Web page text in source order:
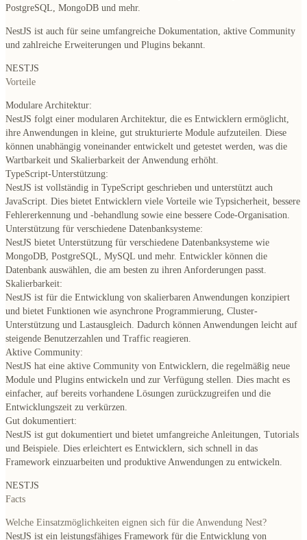
PostgreSQL, MongoDB und mehr.
NestJS ist auch für seine umfangreiche Dokumentation, aktive Community
und zahlreiche Erweiterungen und Plugins bekannt.
NESTJS
Vorteile
Modulare Architektur:
NestJS folgt einer modularen Architektur, die es Entwicklern ermöglicht,
ihre Anwendungen in kleine, gut strukturierte Module aufzuteilen. Diese
können unabhängig voneinander entwickelt und getestet werden, was die
Wartbarkeit und Skalierbarkeit der Anwendung erhöht.
TypeScript-Unterstützung:
NestJS ist vollständig in TypeScript geschrieben und unterstützt auch
JavaScript. Dies bietet Entwicklern viele Vorteile wie Typsicherheit, bessere
Fehlererkennung und -behandlung sowie eine bessere Code-Organisation.
Unterstützung für verschiedene Datenbanksysteme:
NestJS bietet Unterstützung für verschiedene Datenbanksysteme wie
MongoDB, PostgreSQL, MySQL und mehr. Entwickler können die
Datenbank auswählen, die am besten zu ihren Anforderungen passt.
Skalierbarkeit:
NestJS ist für die Entwicklung von skalierbaren Anwendungen konzipiert
und bietet Funktionen wie asynchrone Programmierung, Cluster-
Unterstützung und Lastausgleich. Dadurch können Anwendungen leicht auf
steigende Benutzerzahlen und Traffic reagieren.
Aktive Community:
NestJS hat eine aktive Community von Entwicklern, die regelmäßig neue
Module und Plugins entwickeln und zur Verfügung stellen. Dies macht es
einfacher, auf bereits vorhandene Lösungen zurückzugreifen und die
Entwicklungszeit zu verkürzen.
Gut dokumentiert:
NestJS ist gut dokumentiert und bietet umfangreiche Anleitungen, Tutorials
und Beispiele. Dies erleichtert es Entwicklern, sich schnell in das
Framework einzuarbeiten und produktive Anwendungen zu entwickeln.
NESTJS
Facts
Welche Einsatzmöglichkeiten eignen sich für die Anwendung Nest?
NestJS ist ein leistungsfähiges Framework für die Entwicklung von